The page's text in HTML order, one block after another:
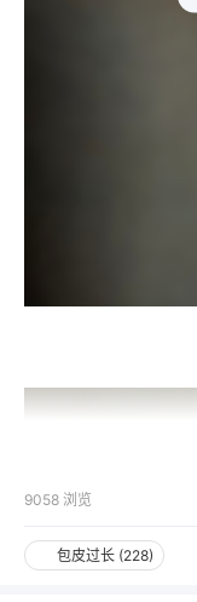
9058 浏览
包皮过长 (228)